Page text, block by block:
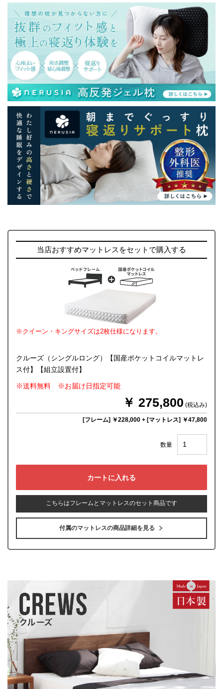
当店おすすめマットレスをセットで購入する
※クイーン・キングサイズは2枚仕様になります。
クルーズ（シングルロング）【国産ポケットコイルマットレ
ス付】【組立設置付】
※送料無料 ※お届け日指定可能
￥ 275,800 (税込み)
[フレーム] ￥228,000 + [マットレス] ￥47,800
数量
こちらはフレームとマットレスのセット商品です
付属のマットレスの商品詳細を見る